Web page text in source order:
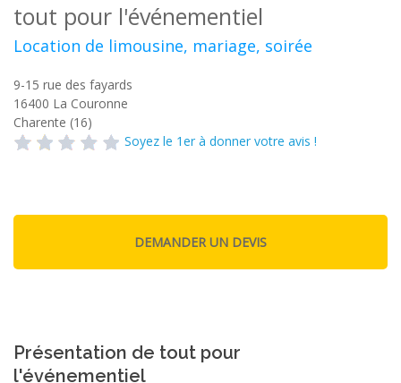
tout pour l'événementiel
Location de limousine, mariage, soirée
9-15 rue des fayards
16400 La Couronne
Charente (16)
Soyez le 1er à donner votre avis !
Présentation de tout pour
l'événementiel